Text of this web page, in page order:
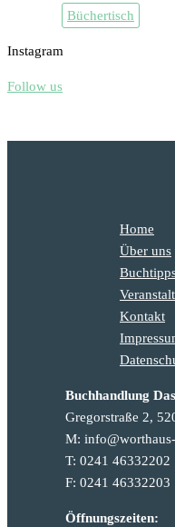
Büchertisch
Instagram
Follow us
Home
Über uns
Kontakt
Buchhandlung
Gregorstraße 2,
M:
T: 0241 46332202
F: 0241 46332203
Öffnungszeiten: